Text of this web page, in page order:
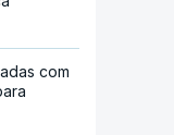
com